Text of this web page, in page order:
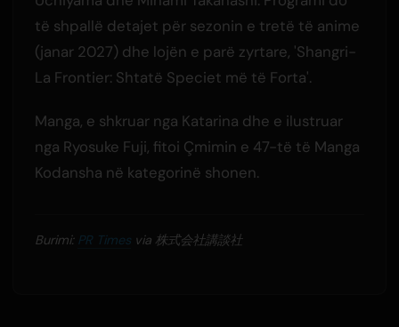
të shpallë detajet për sezonin e tretë të anime
(janar 2027) dhe lojën e parë zyrtare, 'Shangri-
La Frontier: Shtatë Speciet më të Forta'.
Manga, e shkruar nga Katarina dhe e ilustruar
nga Ryosuke Fuji, fitoi Çmimin e 47-të të Manga
Kodansha në kategorinë shonen.
Burimi: PR Timesvia 株式会社講談社